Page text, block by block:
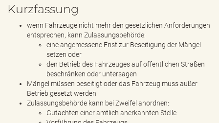
Kurzfassung
wenn Fahrzeuge nicht mehr den gesetzlichen Anforderungen
entsprechen, kann Zulassungsbehörde:
eine angemessene Frist zur Beseitigung der Mängel
setzen oder
den Betrieb des Fahrzeuges auf öffentlichen Straßen
beschränken oder untersagen
Mängel müssen beseitigt oder das Fahrzeug muss außer
Betrieb gesetzt werden
Zulassungsbehörde kann bei Zweifel anordnen:
Gutachten einer amtlich anerkannten Stelle